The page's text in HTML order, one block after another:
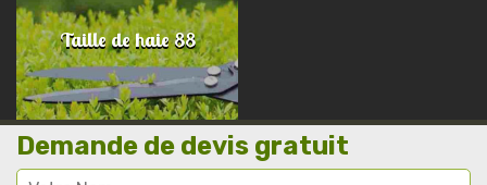
Taille de haie 88
Demande de devis gratuit